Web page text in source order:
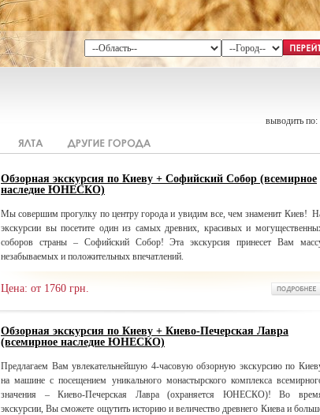
выводить по:
Обзорная экскурсия по Киеву + Софийский Собор (всемирное
наследие ЮНЕСКО)
Мы совершим прогулку по центру города и увидим все, чем знаменит Киев!
экскурсии вы посетите один из самых древних, красивых и
соборов страны – Софийский Собор! Эта экскурсия принесет Вам
незабываемых и положительных впечатлений.
Цена: от 1760 грн.
Обзорная экскурсия по Киеву + Киево-Печерская Лавра
(всемирное наследие ЮНЕСКО)
Предлагаем Вам увлекательнейшую 4-часовую обзорную экскурсию по
на машине с посещением уникального монастырского комплекса
значения – Киево-Печерская Лавра (охраняется ЮНЕСКО)! Во
экскурсии, Вы сможете ощутить историю и величество древнего Киева и